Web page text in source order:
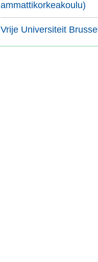
ammattikorkeakoulu)
Vrije Universiteit Brussel